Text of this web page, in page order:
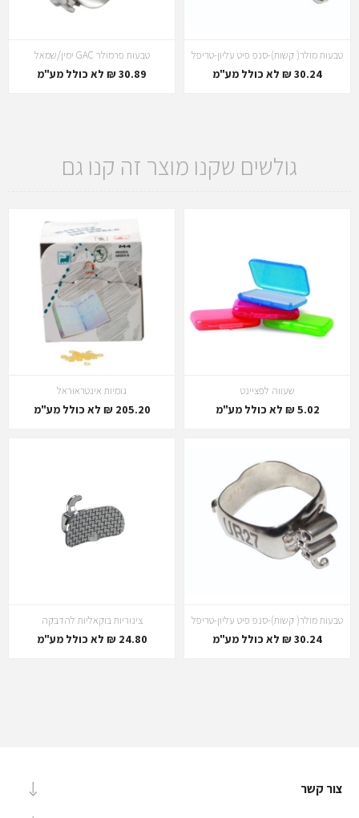
טבעות מולר( קשות)-סנפ פיט עליון-טריפל
30.24 ₪ לא כולל מע"מ
טבעות פרמולר GAC ימין/שמאל
30.89 ₪ לא כולל מע"מ
גולשים שקנו מוצר זה קנו גם
שעווה לפציינט
5.02 ₪ לא כולל מע"מ
גומיות אינטראוראל
205.20 ₪ לא כולל מע"מ
טבעות מולר( קשות)-סנפ פיט עליון-טריפל
30.24 ₪ לא כולל מע"מ
צינוריות בוקאליות להדבקה
24.80 ₪ לא כולל מע"מ
צור קשר